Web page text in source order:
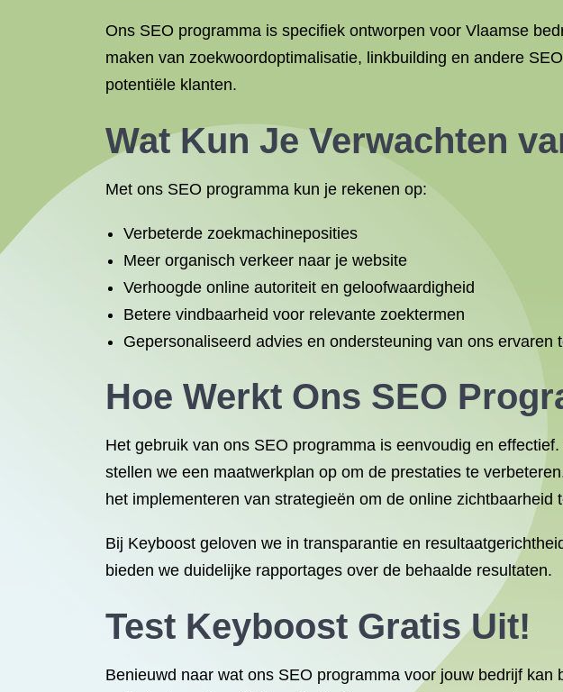
Ons SEO programma is specifiek ontworpen voor Vlaamse
maken van zoekwoordoptimalisatie, linkbuilding en andere
potentiële klanten.
Wat Kun Je Verwachten
Met ons SEO programma kun je rekenen op:
Verbeterde zoekmachineposities
Meer organisch verkeer naar je website
Verhoogde online autoriteit en geloofwaardigheid
Betere vindbaarheid voor relevante zoektermen
Gepersonaliseerd advies en ondersteuning van ons ervaren
Hoe Werkt Ons SEO
Het gebruik van ons SEO programma is eenvoudig en
stellen we een maatwerkplan op om de prestaties te
het implementeren van strategieën om de online zichtbaarheid
Bij Keyboost geloven we in transparantie en
bieden we duidelijke rapportages over de behaalde resultaten.
Test Keyboost Gratis Uit!
Benieuwd naar wat ons SEO programma voor jouw bedrijf